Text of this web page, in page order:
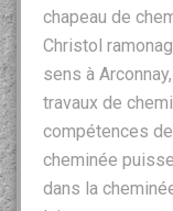
chapeau de
Christol
sens à
travaux de
compétences
cheminée
dans la